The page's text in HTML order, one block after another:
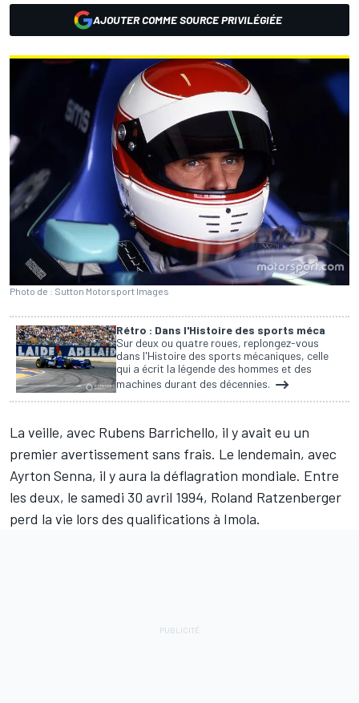
AJOUTER COMME SOURCE PRIVILÉGIÉE
Photo de : Sutton Motorsport Images
Rétro : Dans l'Histoire des sports méca
Sur deux ou quatre roues, replongez-vous
dans l'Histoire des sports mécaniques, celle
qui a écrit la légende des hommes et des
machines durant des décennies.
La veille, avec Rubens Barrichello, il y avait eu un
premier avertissement sans frais. Le lendemain, avec
Ayrton Senna, il y aura la déflagration mondiale. Entre
les deux, le samedi 30 avril 1994, Roland Ratzenberger
perd la vie lors des qualifications à Imola.